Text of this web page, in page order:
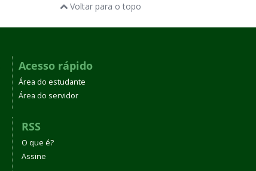
Voltar para o topo
Acesso rápido
Área do estudante
Área do servidor
RSS
O que é?
Assine